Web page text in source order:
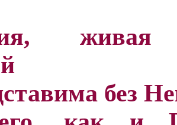
живая
без